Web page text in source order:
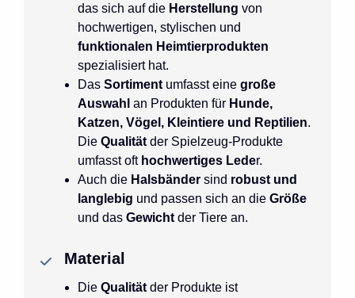
das sich auf die Herstellung von
hochwertigen, stylischen und
funktionalen Heimtierprodukten
spezialisiert hat.
Das Sortiment umfasst eine große
Auswahl an Produkten für Hunde,
Katzen, Vögel, Kleintiere und Reptilien.
Die Qualität der Spielzeug-Produkte
umfasst oft hochwertiges Leder.
Auch die Halsbänder sind robust und
langlebig und passen sich an die Größe
und das Gewicht der Tiere an.
Material
Die Qualität der Produkte ist